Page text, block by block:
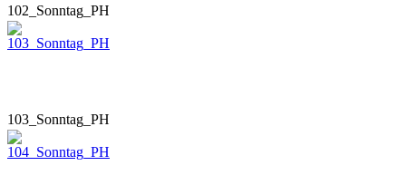
102_Sonntag_PH
103_Sonntag_PH